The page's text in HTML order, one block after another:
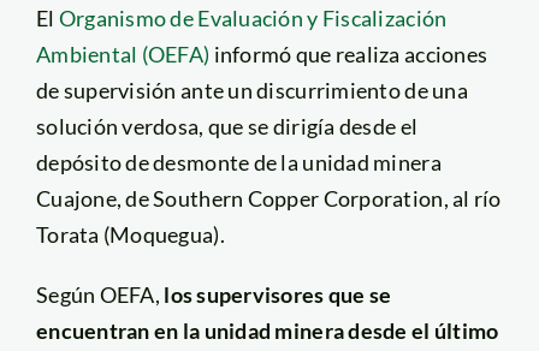
El Organismo de Evaluación y Fiscalización
Ambiental (OEFA) informó que realiza acciones
de supervisión ante un discurrimiento de una
solución verdosa, que se dirigía desde el
depósito de desmonte de la unidad minera
Cuajone, de Southern Copper Corporation, al río
Torata (Moquegua).
Según OEFA, los supervisores que se
encuentran en la unidad mineradesde el último